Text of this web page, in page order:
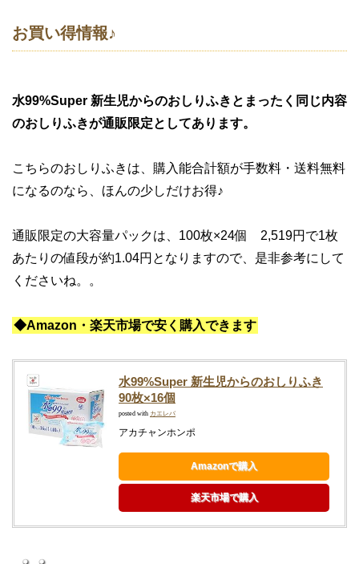
お買い得情報♪
水99%Super 新生児からのおしりふきとまったく同じ内容
のおしりふきが通販限定としてあります。
こちらのおしりふきは、購入能合計額が手数料・送料無料
になるのなら、ほんの少しだけお得♪
通販限定の大容量パックは、100枚×24個 2,519円で1枚
あたりの値段が約1.04円となりますので、是非参考にして
くださいね。。
◆Amazon・楽天市場で安く購入できます
水99%Super 新生児からのおしりふき
90枚×16個
posted with カエレバ
アカチャンホンポ
Amazonで購入
楽天市場で購入